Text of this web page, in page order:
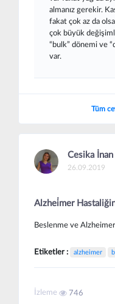
almanız gerekir.
fakat çok az da
çok büyük
“bulk” dönemi ve
var.
Tüm
Cesika İnan
26.09.2019
Alzhei̇mer
Beslenme ve Alzheimer
Etiketler : alzheimer
İzleme 746